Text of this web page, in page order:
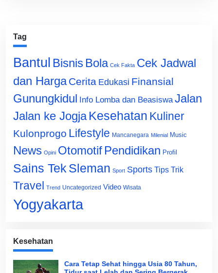
Tag
Bantul Bisnis Bola Cek Fakta Cek Jadwal
dan Harga Cerita Edukasi Finansial
Gunungkidul Info Lomba dan Beasiswa Jalan
Jalan ke Jogja Kesehatan Kuliner
Kulonprogo Lifestyle Mancanegara Milenial Music
News Opini Otomotif Pendidikan Profil
Sains Tek Sleman Sport Sports Tips Trik
Travel Trend Uncategorized Video Wisata
Yogyakarta
Kesehatan
Cara Tetap Sehat hingga Usia 80 Tahun,